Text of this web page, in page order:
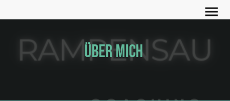
ÜBER MICH